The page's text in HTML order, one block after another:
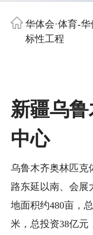
华体会·体育-
标性工程
新疆乌
中心
乌鲁木齐奥林匹克
路东延以南、会展
地面积约480亩，
米，总投资38亿元